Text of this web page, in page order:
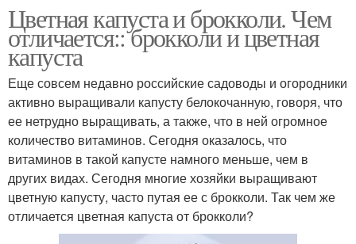
Цветная капуста и брокколи. Чем
отличается:: брокколи и цветная
капуста
Еще совсем недавно российские садоводы и огородники
активно выращивали капусту белокочанную, говоря, что
ее нетрудно выращивать, а также, что в ней огромное
количество витаминов. Сегодня оказалось, что
витаминов в такой капусте намного меньше, чем в
других видах. Сегодня многие хозяйки выращивают
цветную капусту, часто путая ее с брокколи. Так чем же
отличается цветная капуста от брокколи?